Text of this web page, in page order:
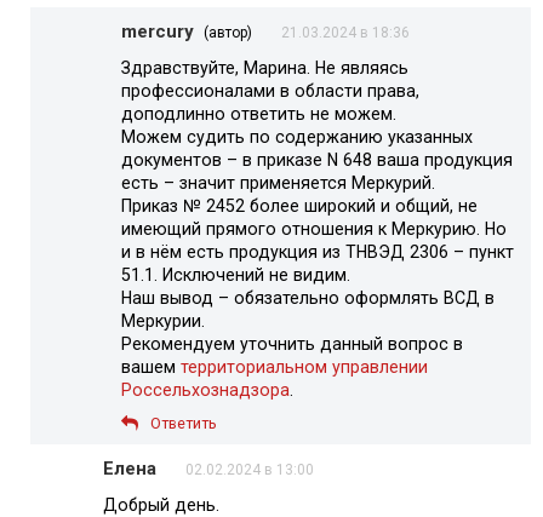
mercury (автор) 21.03.2024 в 18:36
Здравствуйте, Марина. Не являясь
профессионалами в области права,
доподлинно ответить не можем.
Можем судить по содержанию указанных
документов – в приказе N 648 ваша продукция
есть – значит применяется Меркурий.
Приказ № 2452 более широкий и общий, не
имеющий прямого отношения к Меркурию. Но
и в нём есть продукция из ТНВЭД 2306 – пункт
51.1. Исключений не видим.
Наш вывод – обязательно оформлять ВСД в
Меркурии.
Рекомендуем уточнить данный вопрос в
вашем территориальном управлении
Россельхознадзора
Ответить
Елена 02.02.2024 в 13:00
Добрый день.